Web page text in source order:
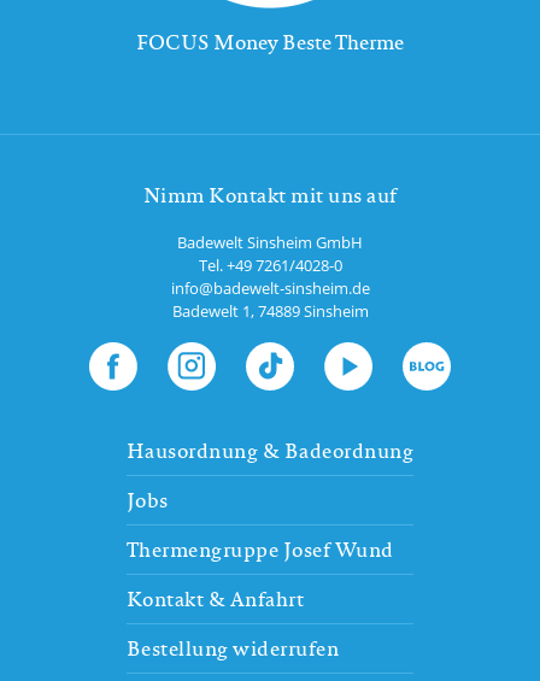
FOCUS Money Beste Therme
Nimm Kontakt mit uns auf
Badewelt Sinsheim GmbH
Tel.+49 7261/4028-0
info@badewelt-sinsheim.de
Badewelt 1,74889Sinsheim
Hausordnung & Badeordnung
Jobs
Thermengruppe Josef Wund
Kontakt & Anfahrt
Bestellung widerrufen